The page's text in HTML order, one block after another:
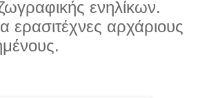
ενηλίκων.
ερασιτέχνες αρχάριους